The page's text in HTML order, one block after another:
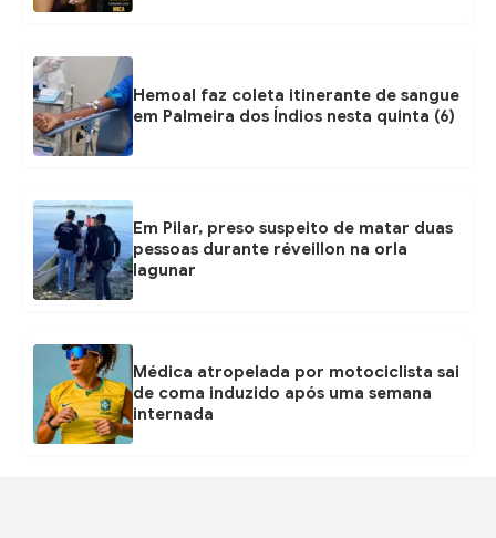
Hemoal faz coleta itinerante de sangue
em Palmeira dos Índios nesta quinta (6)
Em Pilar, preso suspeito de matar duas
pessoas durante réveillon na orla
lagunar
Médica atropelada por motociclista sai
de coma induzido após uma semana
internada